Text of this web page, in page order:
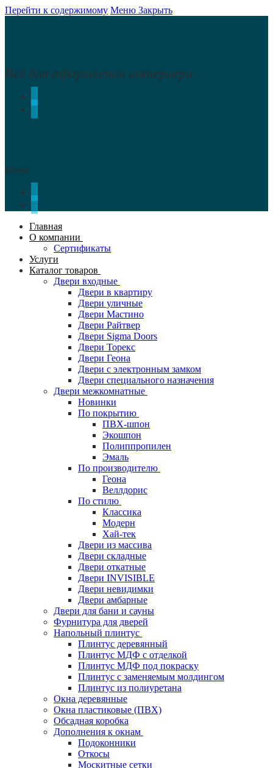
Перейти к содержимому Меню Закрыть
Всё для оформления интерьера
Меню
Главная
О компании
Сертификаты
Услуги
Каталог товаров
Двери входные
Двери в квартиру
Двери уличные
Двери Мастино
Двери Райтвер
Двери Sigma Doors
Двери Торекс
Двери Геона
Двери с электронным замком
Двери специального назначения
Двери межкомнатные
Новинки
По покрытию
ПВХ-шпон
Экошпон
Полиппропилен
Эмаль
По производителю
Геона
Веллдорис
По стилю
Классика
Модерн
Хай-тек
Двери из массива
Двери складные
Двери откатные
Двери INVISIBLE
Двери невидимки
Двери амбарные
Двери для бани и сауны
Фурнитура для дверей
Напольный плинтус
Плинтус деревянный
Плинтус МДФ с отделкой
Плинтус МДФ под покраску
Плинтус с заменяемым молдингом
Плинтус из полиуретана
Окна деревянные
Окна пластиковые (ПВХ)
Обсадная коробка
Дополнения к окнам
Подоконники
Откосы
Москитные сетки